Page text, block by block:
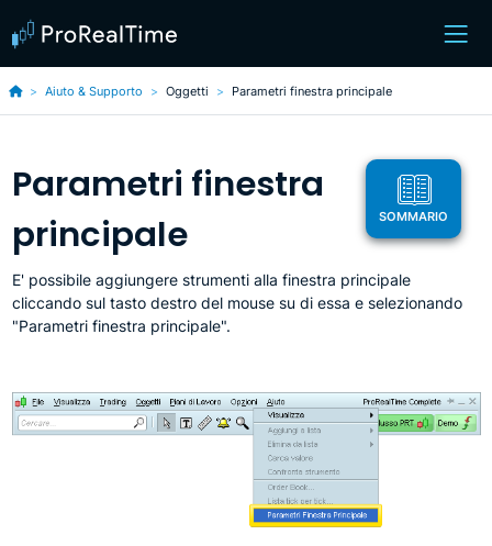
SOMMARIO
Aiuto & Supporto Oggetti Parametri finestra principale
Parametri finestra
principale
E' possibile aggiungere strumenti alla finestra principale
cliccando sul tasto destro del mouse su di essa e selezionando
"Parametri finestra principale".